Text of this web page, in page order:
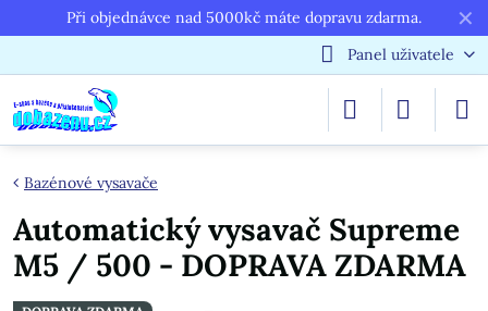
✕
Při objednávce nad 5000kč máte dopravu zdarma.
Panel uživatele
Bazénové vysavače
Automatický vysavač Supreme
M5 / 500 - DOPRAVA ZDARMA